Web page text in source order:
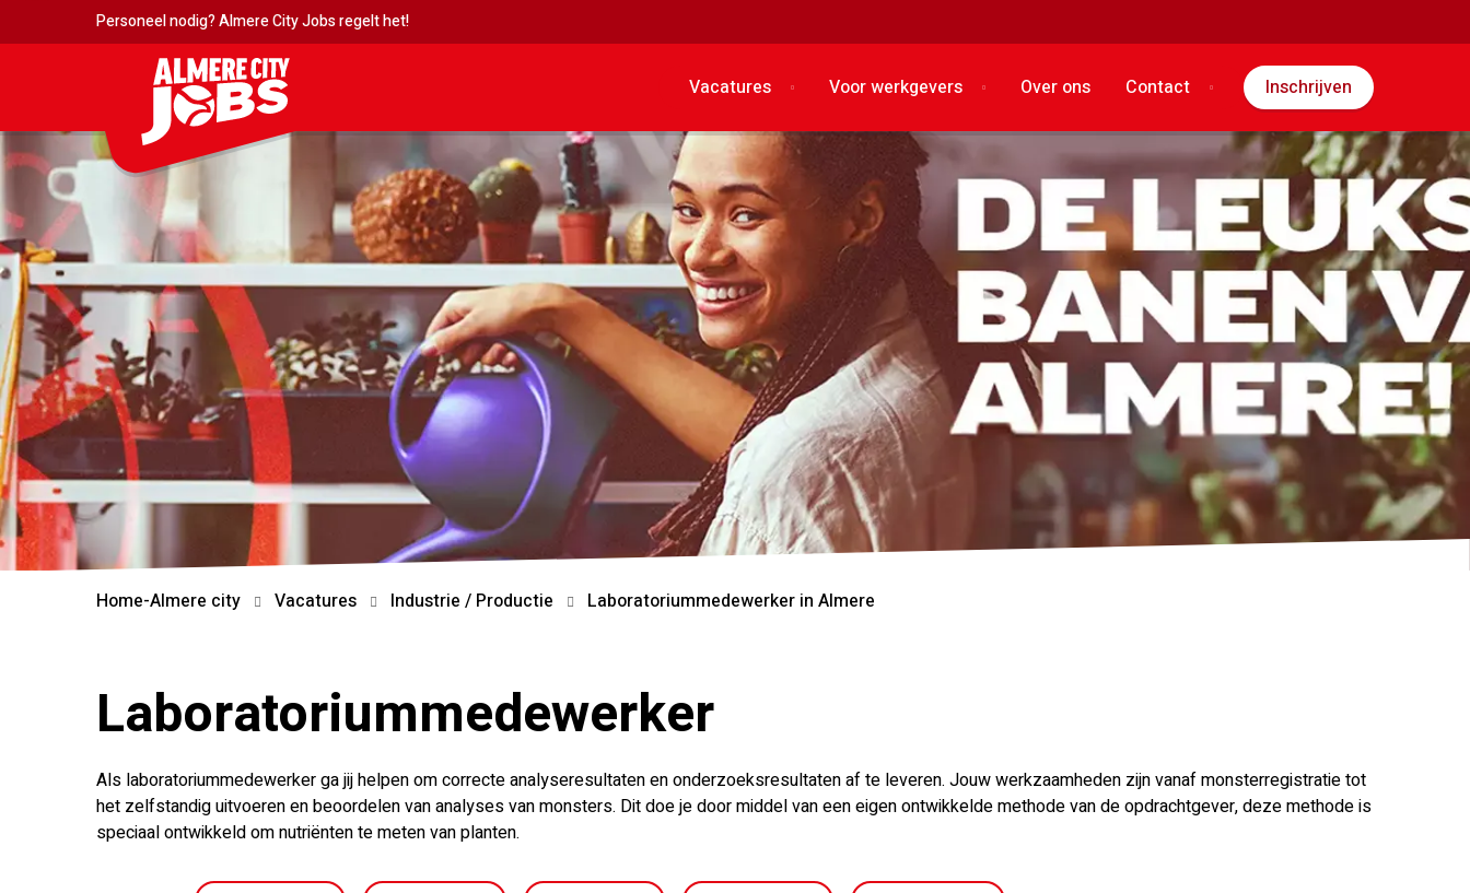
Personeel nodig? Almere City Jobs regelt het!
Vacatures Voor werkgevers Over ons Contact Inschrijven
Home-Almere city Vacatures Industrie / Productie Laboratoriummedewerker in Almere
Laboratoriummedewerker
Als laboratoriummedewerker ga jij helpen om correcte analyseresultaten en onderzoeksresultaten af te leveren. Jouw werkzaamheden zijn vanaf monsterregistratie tot
het zelfstandig uitvoeren en beoordelen van analyses van monsters. Dit doe je door middel van een eigen ontwikkelde methode van de opdrachtgever, deze methode is
speciaal ontwikkeld om nutriënten te meten van planten.